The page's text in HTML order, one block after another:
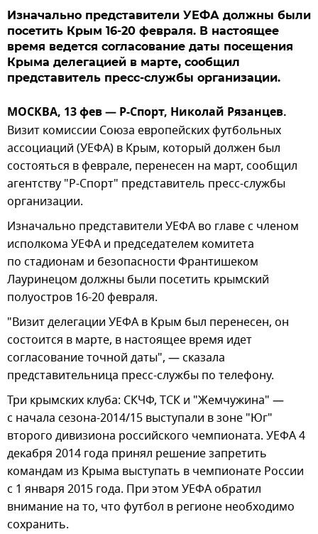
Изначально представители УЕФА должны были
посетить Крым 16-20 февраля. В настоящее
время ведется согласование даты посещения
Крыма делегацией в марте, сообщил
представитель пресс-службы организации.
МОСКВА, 13 фев — Р-Спорт, Николай Рязанцев.
Визит комиссии Союза европейских футбольных
ассоциаций (УЕФА) в Крым, который должен был
состояться в феврале, перенесен на март, сообщил
агентству "Р-Спорт" представитель пресс-службы
организации.
Изначально представители УЕФА во главе с членом
исполкома УЕФА и председателем комитета
по стадионам и безопасности Франтишеком
Лауринецом должны были посетить крымский
полуостров 16-20 февраля.
"Визит делегации УЕФА в Крым был перенесен, он
состоится в марте, в настоящее время идет
согласование точной даты", — сказала
представительница пресс-службы по телефону.
Три крымских клуба: СКЧФ, ТСК и "Жемчужина" —
с начала сезона-2014/15 выступали в зоне "Юг"
второго дивизиона российского чемпионата. УЕФА 4
декабря 2014 года принял решение запретить
командам из Крыма выступать в чемпионате России
с 1 января 2015 года. При этом УЕФА обратил
внимание на то, что футбол в регионе необходимо
сохранить.